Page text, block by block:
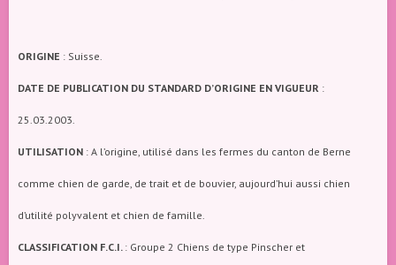
ORIGINE : Suisse.
DATE DE PUBLICATION DU STANDARD D’ORIGINE EN VIGUEUR :
25.03.2003.
UTILISATION : A l’origine, utilisé dans les fermes du canton de Berne
comme chien de garde, de trait et de bouvier, aujourd’hui aussi chien
d’utilité polyvalent et chien de famille.
CLASSIFICATION F.C.I. : Groupe 2 Chiens de type Pinscher et